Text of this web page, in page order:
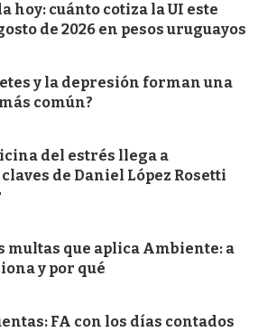
hoy: cuánto cotiza la UI este
de 2026 en pesos uruguayos
y la depresión forman una
común?
del estrés llega a
de Daniel López Rosetti
multas que aplica Ambiente: a
y por qué
FA con los días contados